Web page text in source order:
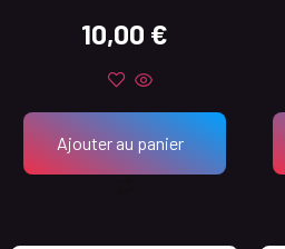
10,00 €
Ajouter au panier